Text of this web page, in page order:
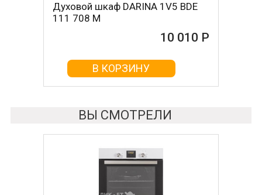
Духовой шкаф DARINA 1V5 BDE
111 708 M
10 010 Р
В КОРЗИНУ
Духовой шкаф SIMFER
b6eo15001
10 680 Р
В КОРЗИНУ
ВЫ СМОТРЕЛИ